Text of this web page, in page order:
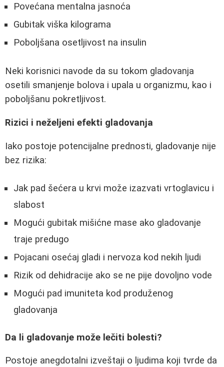
Povećana mentalna jasnoća
Gubitak viška kilograma
Poboljšana osetljivost na insulin
Neki korisnici navode da su tokom gladovanja
osetili smanjenje bolova i upala u organizmu, kao i
poboljšanu pokretljivost.
Rizici i neželjeni efekti gladovanja
Iako postoje potencijalne prednosti, gladovanje nije
bez rizika:
Jak pad šećera u krvi može izazvati vrtoglavicu i
slabost
Mogući gubitak mišićne mase ako gladovanje
traje predugo
Pojacani osećaj gladi i nervoza kod nekih ljudi
Rizik od dehidracije ako se ne pije dovoljno vode
Mogući pad imuniteta kod produženog
gladovanja
Da li gladovanje može lečiti bolesti?
Postoje anegdotalni izveštaji o ljudima koji tvrde da